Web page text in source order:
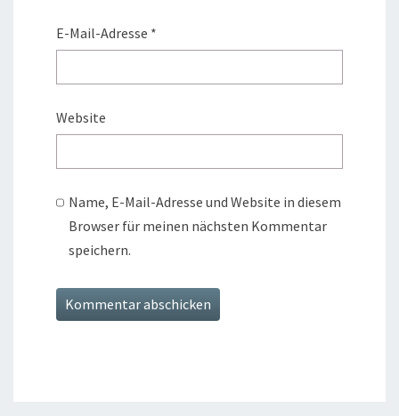
E-Mail-Adresse *
Website
Name, E-Mail-Adresse und Website in diesem
Browser für meinen nächsten Kommentar
speichern.